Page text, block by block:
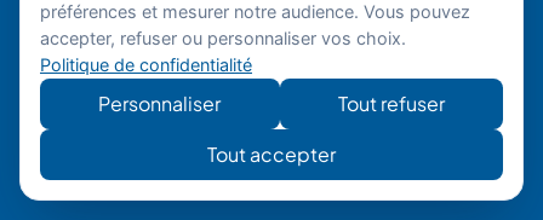
Copyright © 2026 Boost'RH
Groupe. Tous droits réservés.
Site
développé
mon site
Mentions légales
préférences et mesurer notre audience. Vous pouvez
accepter, refuser ou personnaliser vos choix.
Politique de confidentialité
Personnaliser
Tout refuser
Tout accepter